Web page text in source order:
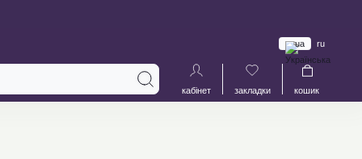
ua ru
кабінет закладки кошик